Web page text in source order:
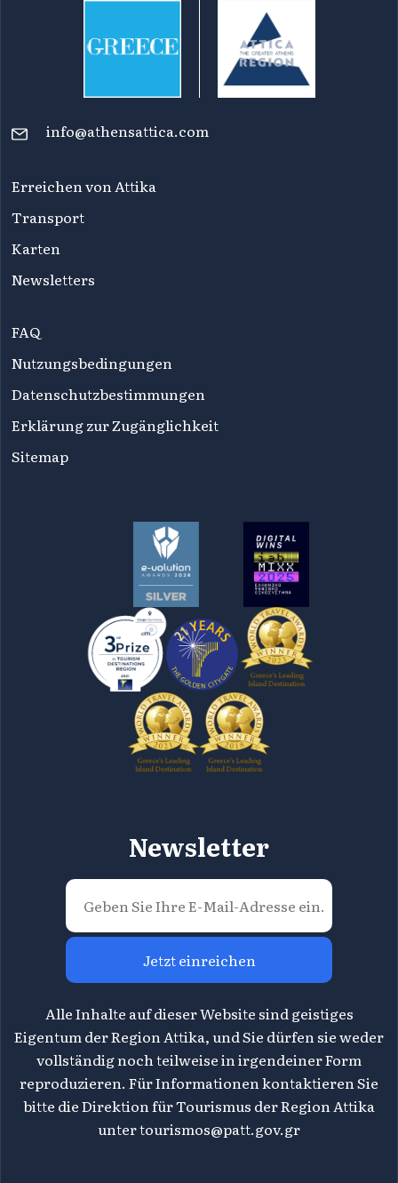
info@athensattica.com
Erreichen von Attika
Transport
Karten
Newsletters
FAQ
Nutzungsbedingungen
Datenschutzbestimmungen
Erklärung zur Zugänglichkeit
Sitemap
Newsletter
Jetzt einreichen
Alle Inhalte auf dieser Website sind geistiges
Eigentum der Region Attika, und Sie dürfen sie weder
vollständig noch teilweise in irgendeiner Form
reproduzieren. Für Informationen kontaktieren Sie
bitte die Direktion für Tourismus der Region Attika
untertourismos@patt.gov.gr